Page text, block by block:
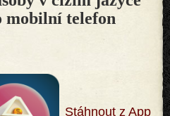
mobilní telefon
Stáhnout z App